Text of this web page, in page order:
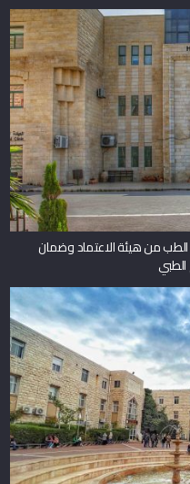
من هيئة الاعتماد وضمان
الطبي